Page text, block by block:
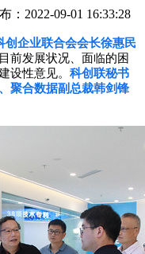
： 2022-09-01 16:33:28
创企业联合会会长徐惠民
前发展状况、面临的困
设性意见。 科创联秘书
聚合数据副总裁韩剑锋